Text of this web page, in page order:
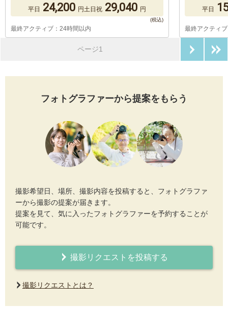
平日 24,200 円土日祝 29,040 円
最終アクティブ：24時間以内
平日
最終アクティ
ページ1
フォトグラファーから提案をもらう
撮影希望日、場所、撮影内容を投稿すると、フォトグラファ
ーから撮影の提案が届きます。
提案を見て、気に入ったフォトグラファーを予約することが
可能です。
撮影リクエストを投稿する
撮影リクエストとは？